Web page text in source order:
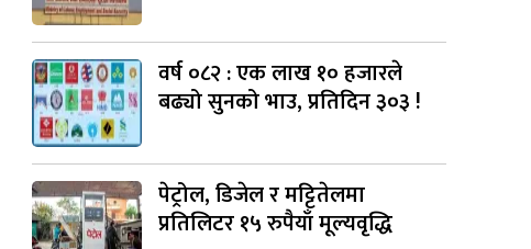
वर्ष ०८२ : एक लाख १० हजारले
बढ्यो सुनको भाउ, प्रतिदिन ३०३ !
पेट्रोल, डिजेल र मट्टितेलमा
प्रतिलिटर १५ रुपैयाँ मूल्यवृद्धि